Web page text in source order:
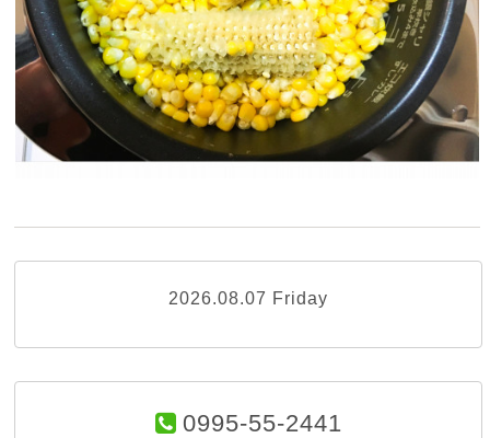
2026.08.07 Friday
0995-55-2441